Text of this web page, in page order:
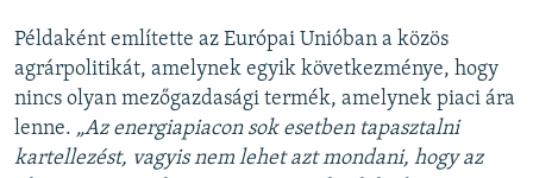
Példaként említette az Európai Unióban a közös
agrárpolitikát, amelynek egyik következménye, hogy
nincs olyan mezőgazdasági termék, amelynek piaci ára
lenne. „Az energiapiacon sok esetben tapasztalni
kartellezést, vagyis nem lehet azt mondani, hogy az